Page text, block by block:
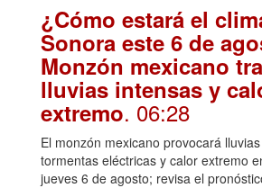
¿Cómo estará el
Sonora este 6 de
Monzón mexicano
lluvias intensas y
extremo. 06:28
El monzón mexicano provocará
tormentas eléctricas y calor extremo
jueves 6 de agosto; revisa el